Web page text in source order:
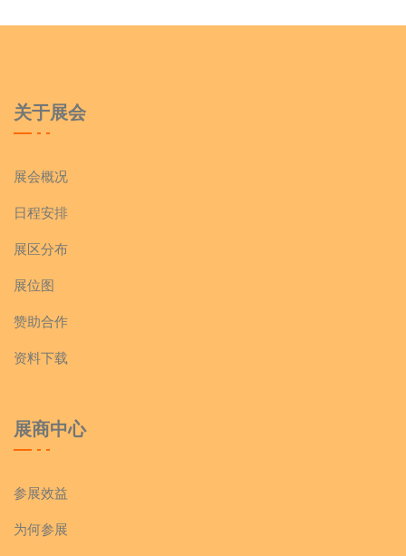
关于展会
展会概况
日程安排
展区分布
展位图
赞助合作
资料下载
展商中心
参展效益
为何参展